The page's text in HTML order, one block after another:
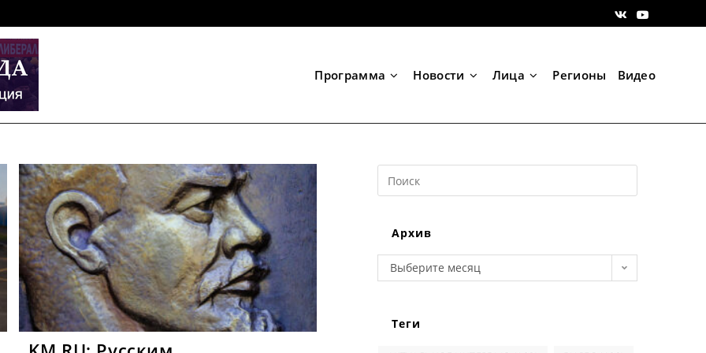
Программа Новости Лица Регионы Видео
Search
this
Архив
Архив
Выберите месяц
Теги